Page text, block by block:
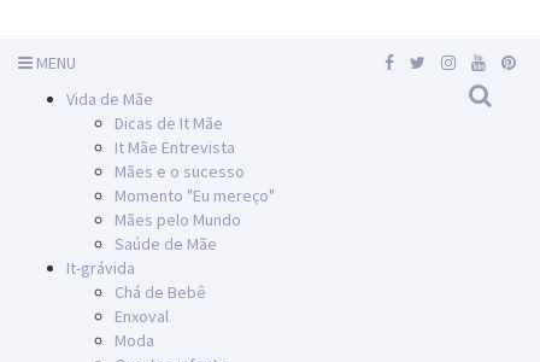
MENU
Vida de Mãe
Dicas de It Mãe
It Mãe Entrevista
Mães e o sucesso
Momento "Eu mereço"
Mães pelo Mundo
Saúde de Mãe
It-grávida
Chá de Bebê
Enxoval
Moda